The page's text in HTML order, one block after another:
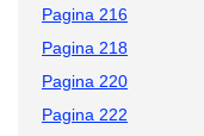
Pagina 216
Pagina 218
Pagina 220
Pagina 222